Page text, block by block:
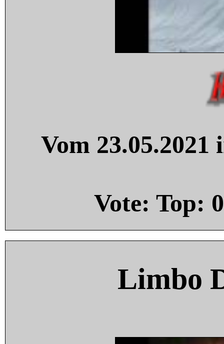
Vom
Vote: Top: 0
Limbo